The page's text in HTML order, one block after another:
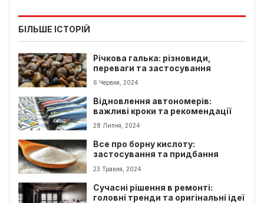
БІЛЬШЕ ІСТОРІЙ
Річкова галька: різновиди,
переваги та застосування
6 Червня, 2024
Відновлення автономерів:
важливі кроки та рекомендації
28 Липня, 2024
Все про борну кислоту:
застосування та придбання
23 Травня, 2024
Сучасні рішення в ремонті:
головні тренди та оригінальні ідеї